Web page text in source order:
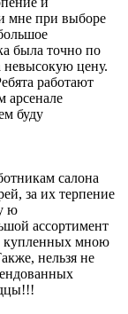
мне при выборе
была точно по
невысокую цену.
работают
арсенале
буду
салона
за их терпение
ю
ассортимент
купленных мною
нельзя не